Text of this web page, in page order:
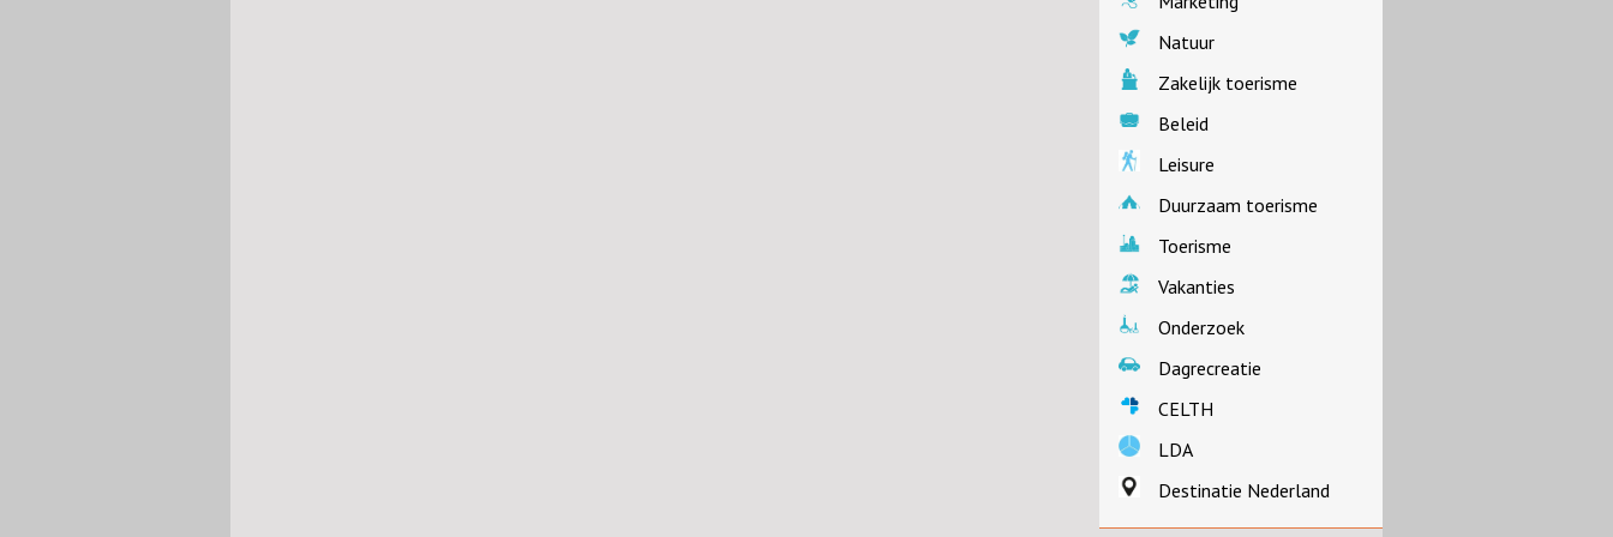
Natuur
Zakelijk toerisme
Beleid
Leisure
Duurzaam toerisme
Toerisme
Vakanties
Onderzoek
Dagrecreatie
CELTH
LDA
Destinatie Nederland